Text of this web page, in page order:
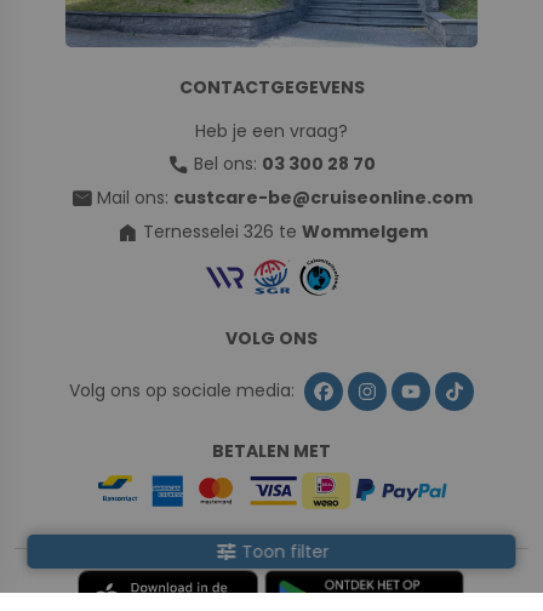
tune Toon filter
CONTACTGEGEVENS
Heb je een vraag?
call Bel ons: 03 300 28 70
mail Mail ons: custcare-be@cruiseonline.com
home Ternesselei 326 te Wommelgem
VOLG ONS
Volg ons op sociale media:
BETALEN MET